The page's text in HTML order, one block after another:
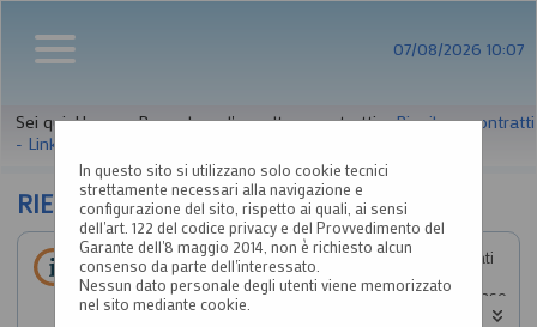
07/08/2026 10:07
Sei qui: Home»Procedure d'appalto e contratti»Riepilogo contratti
- Link BDNCP
In questo sito si utilizzano solo cookie tecnici
strettamente necessari alla navigazione e
configurazione del sito, rispetto ai quali, ai sensi
dell'art. 122 del codice privacy e del Provvedimento del
Garante dell'8 maggio 2014, non è richiesto alcun
consenso da parte dell'interessato.
Nessun dato personale degli utenti viene memorizzato
nel sito mediante cookie.
RIEPILOGO CONTRATTI
Informazioni relative alla trasparenza sugli appalti affidati
secondo il D.Lgs. 36/2023.
Impostare un criterio di ricerca per consultare i dati. In caso
di estrazione di almeno un'occorrenza, è disponibile sul